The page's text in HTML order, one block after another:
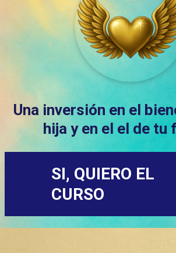
Una inversión en el
hija y en el el de tu
SI, QUIERO EL
CURSO